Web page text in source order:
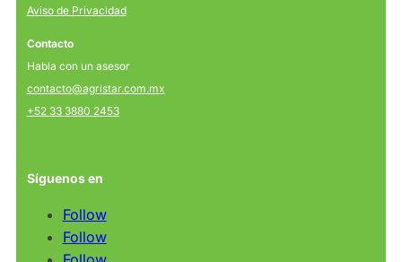
Aviso de Privacidad
Contacto
Habla con un asesor
contacto@agristar.com.mx
+52 33 3880 2453
Síguenos en
Follow
Follow